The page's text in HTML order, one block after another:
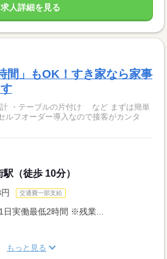
求人詳細を見る
間」もOK！すき家なら家事
計 ・テーブルの片付け など まずは簡単
（徒歩 10分）
交通費一部支給
実働最低2時間 ※残業...
もっと見る